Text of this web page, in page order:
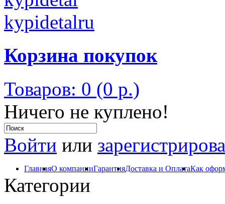
kypidetalru
Корзина покупок
Товаров: 0 (0 р.)
Ничего не куплено!
Войти или
ГлавнаяО компанииГарантияДоставка и ОплатаКак
Категории